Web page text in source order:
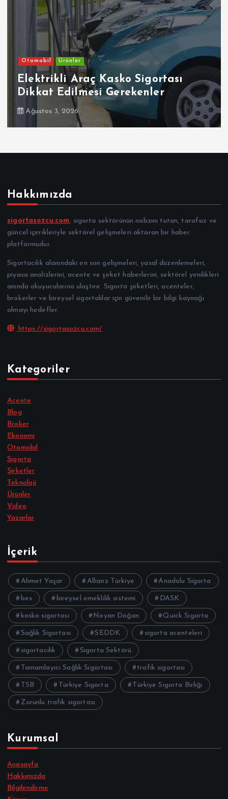
Otomobil Ürünler
Elektrikli Araç Kasko Sigortası
Dikkat Edilmesi Gerekenler
Ağustos 3, 2026
Hakkımızda
sigortasozcu.com, sigorta sektörünün nabzını tutan, tarafsız ve
güncel içerikleriyle sektörel gelişmeleri aktaran bir haber
platformudur.
Sigortacılık alanındaki en son gelişmeleri, yasal düzenlemeleri,
piyasa analizlerini, acente ve şirket haberlerini, sektörel yenilikleri
anında okuyucularına ulaştırır. Sigorta şirketleri, acenteler,
brokerler ve bireysel sigortalılar için güvenilir bir bilgi kaynağı
olmayı hedefler.
https://sigortasozcu.com/
Kategoriler
Acente
Blog
Broker
Ekonomi
Otomobil
Sigorta
Şirketler
Teknoloji
Ürünler
Video
Yazarlar
İçerik
Ahmet Yaşar Allianz Türkiye Anadolu Sigorta
bes bireysel emeklilik sistemi DASK
kasko sigortası Noyan Doğan Quick Sigorta
Sağlık Sigortası SEDDK sigorta acenteleri
sigortacılık Sigorta Sektörü
Tamamlayıcı Sağlık Sigortası trafik sigortası
TSB Türkiye Sigorta Türkiye Sigorta Birliği
Zorunlu trafik sigortası
Kurumsal
Anasayfa
Hakkımızda
Bilgilendirme